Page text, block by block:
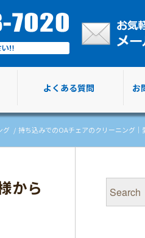
よくある質問 お
グ / 持ち込みでのOAチェアのクリーニング
から